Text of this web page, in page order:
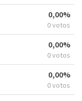
0,00%
0 votos
0,00%
0 votos
0,00%
0 votos